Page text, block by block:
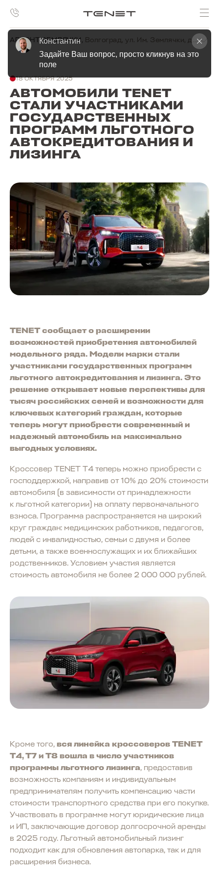
АРКОНТ ЗЕМЛЯЧКИ, Волгоград, ул. Им. Землячки, д. 19г
18 ОКТЯБРЯ 2025
АВТОМОБИЛИ TENET
СТАЛИ УЧАСТНИКАМИ
ГОСУДАРСТВЕННЫХ
ПРОГРАММ ЛЬГОТНОГО
АВТОКРЕДИТОВАНИЯ И
ЛИЗИНГА
TENET сообщает о расширении
возможностей приобретения автомобилей
модельного ряда. Модели марки стали
участниками государственных программ
льготного автокредитования и лизинга. Это
решение открывает новые перспективы для
тысяч российских семей и возможности для
ключевых категорий граждан, которые
теперь могут приобрести современный и
надежный автомобиль на максимально
выгодных условиях.
Кроссовер TENET T4 теперь можно приобрести с
господдержкой, направив от 10% до 20% стоимости
автомобиля (в зависимости от принадлежности
к льготной категории) на оплату первоначального
взноса. Программа распространяется на широкий
круг граждан: медицинских работников, педагогов,
людей с инвалидностью, семьи с двумя и более
детьми, а также военнослужащих и их ближайших
родственников. Условием участия является
стоимость автомобиля не более 2 000 000 рублей.
Кроме того, вся линейка кроссоверов TENET
T4, T7 и T8 вошла в число участников
программы льготного лизинга, предоставив
возможность компаниям и индивидуальным
предпринимателям получить компенсацию части
стоимости транспортного средства при его покупке.
Участвовать в программе могут юридические лица
и ИП, заключающие договор долгосрочной аренды
в 2025 году. Льготный автомобильный лизинг
подходит как для обновления автопарка, так и для
расширения бизнеса.
Константин
Задайте Ваш вопрос, просто кликнув на это
поле